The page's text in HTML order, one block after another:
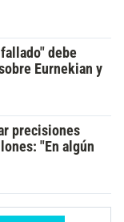
debe
Eurnekian y
precisiones
"En algún